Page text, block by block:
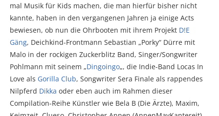
mal Musik für Kids machen, die man hierfür bisher nicht
kannte, haben in den vergangenen Jahren ja einige Acts
bewiesen, ob nun die Ohrbooten mit ihrem Projekt D!E
Gäng, Deichkind-Frontmann Sebastian „Porky“ Dürre mit
Malo in der rockigen Zuckerblitz Band, Singer/Songwriter
Pohlmann mit seinem „Dingoingo„, die Indie-Band Locas In
Love als Gorilla Club, Songwriter Sera Finale als rappendes
Nilpferd Dikka oder eben auch im Rahmen dieser
Compilation-Reihe Künstler wie Bela B (Die Ärzte), Maxim,